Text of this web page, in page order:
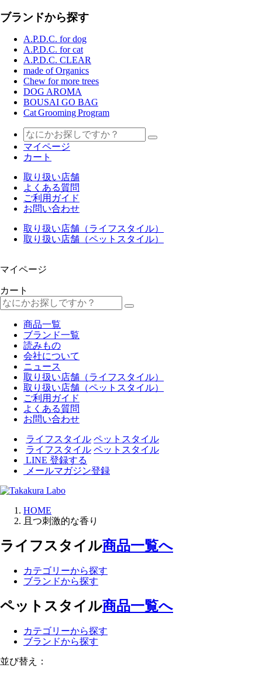
ブランドから探す
A.P.D.C. for dog
A.P.D.C. for cat
A.P.D.C. CLEAR
made of Organics
Chew for more trees
DOG AROMA
BOUSAI GO BAG
Cat Grooming Program
マイページ
カート
取り扱い店舗
よくある質問
ご利用ガイド
お問い合わせ
取り扱い店舗（ライフスタイル）
取り扱い店舗（ペットスタイル）
マイページ
カート
商品一覧
ブランド一覧
読みもの
会社について
ニュース
取り扱い店舗（ライフスタイル）
取り扱い店舗（ペットスタイル）
ご利用ガイド
よくある質問
お問い合わせ
ライフスタイル ペットスタイル
ライフスタイル ペットスタイル
LINE 登録する
メールマガジン登録
HOME
且つ刺激的な香り
ライフスタイル商品一覧へ
カテゴリーから探す
ブランドから探す
ペットスタイル商品一覧へ
カテゴリーから探す
ブランドから探す
並び替え：